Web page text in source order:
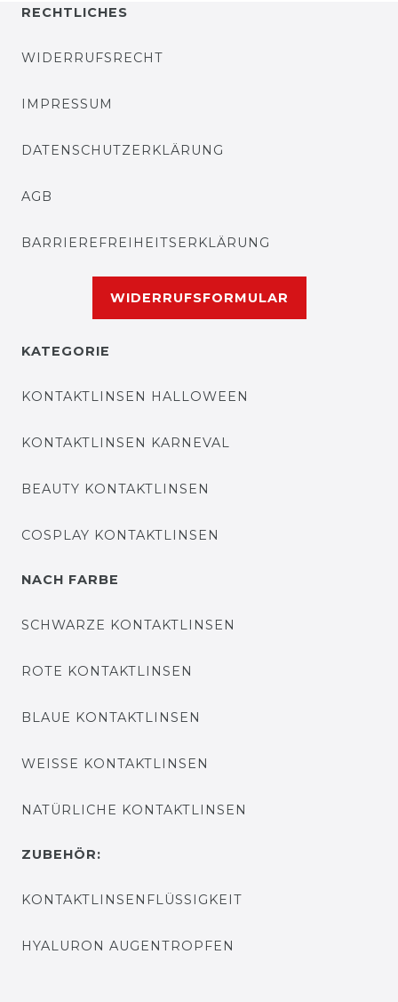
RECHTLICHES
WIDERRUFSRECHT
IMPRESSUM
DATENSCHUTZERKLÄRUNG
AGB
BARRIEREFREIHEITSERKLÄRUNG
WIDERRUFSFORMULAR
KATEGORIE
KONTAKTLINSEN HALLOWEEN
KONTAKTLINSEN KARNEVAL
BEAUTY KONTAKTLINSEN
COSPLAY KONTAKTLINSEN
NACH FARBE
SCHWARZE KONTAKTLINSEN
ROTE KONTAKTLINSEN
BLAUE KONTAKTLINSEN
WEISSE KONTAKTLINSEN
NATÜRLICHE KONTAKTLINSEN
ZUBEHÖR:
KONTAKTLINSENFLÜSSIGKEIT
HYALURON AUGENTROPFEN